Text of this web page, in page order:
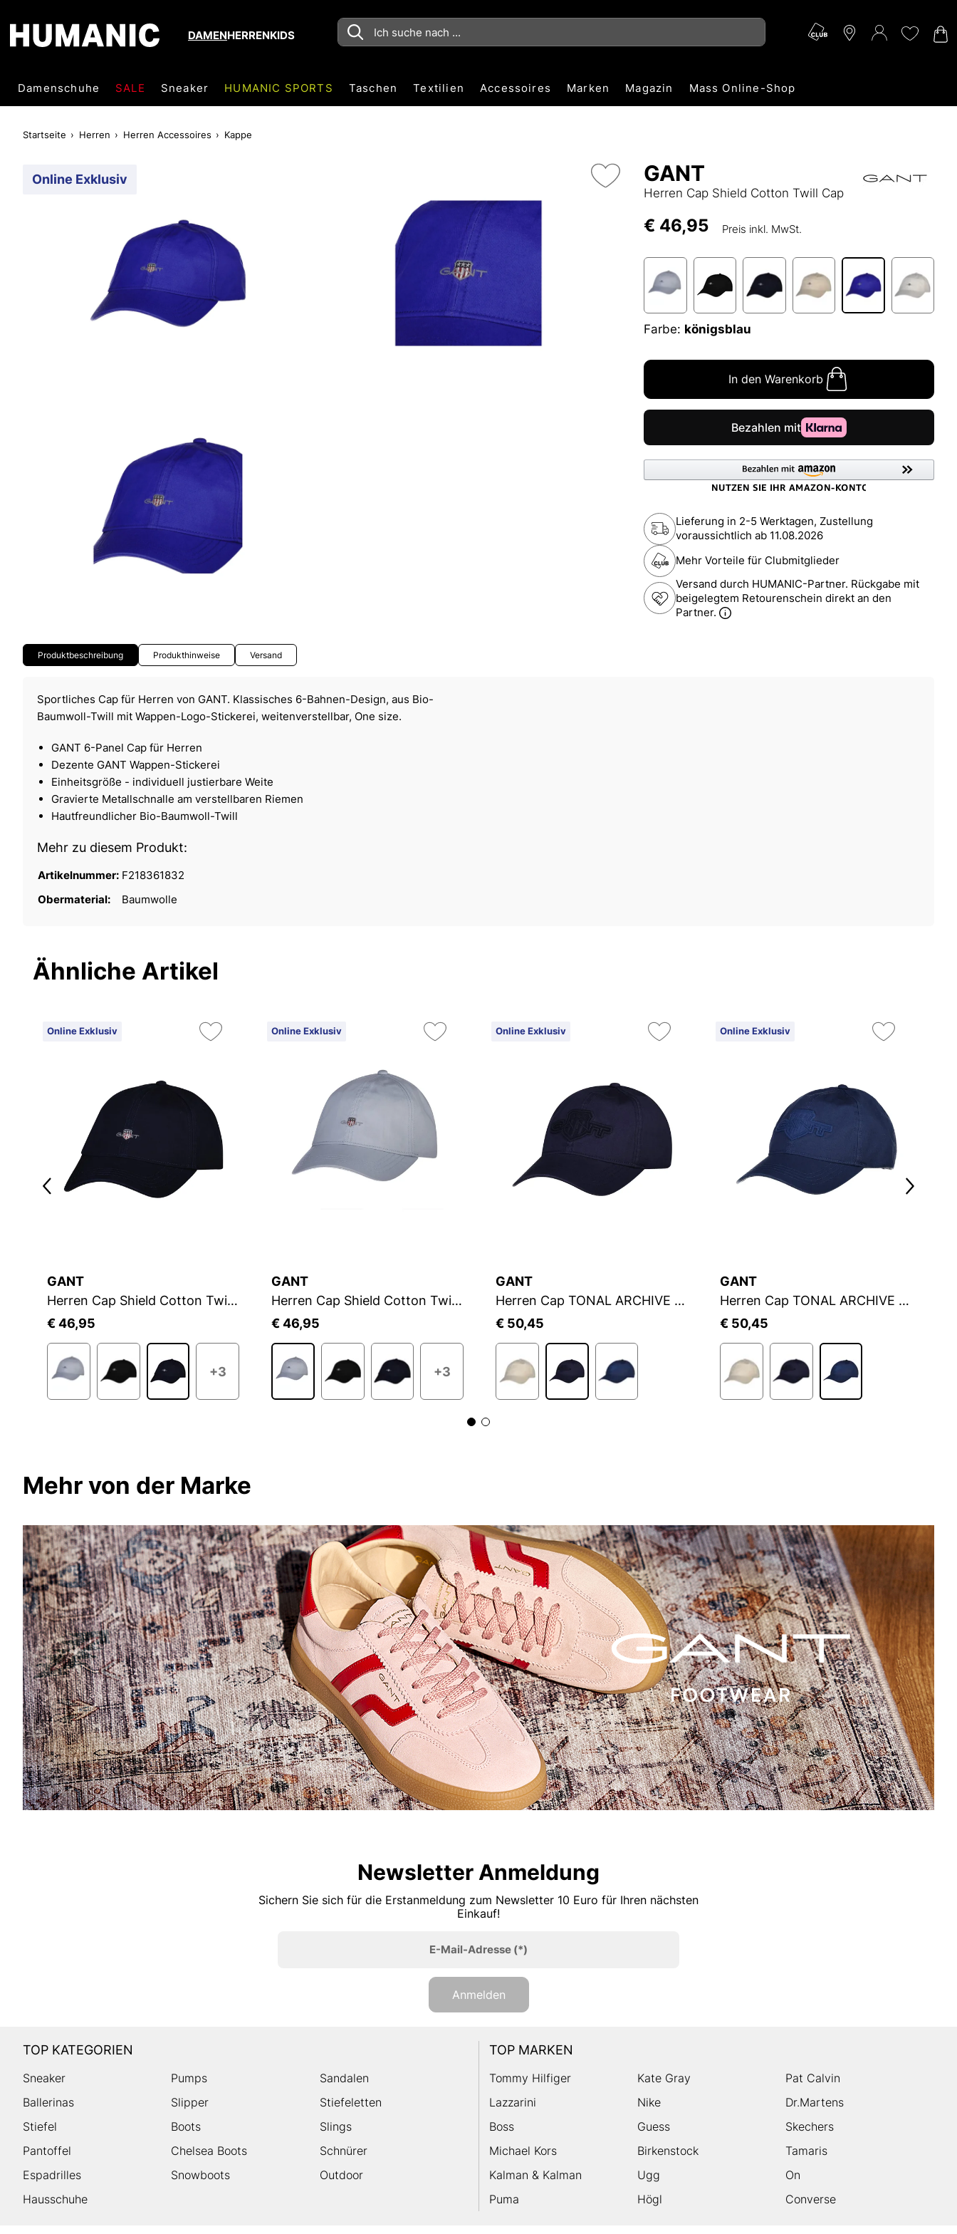
DAMENHERRENKIDS
Damenschuhe SALE Sneaker HUMANIC SPORTS Taschen Textilien Accessoires Marken Magazin Mass Online-Shop
Startseite Herren Herren Accessoires Kappe
Online Exklusiv GANT
Herren Cap Shield Cotton Twill Cap
€ 46,95 Preis inkl. MwSt.
Farbe: königsblau
In den Warenkorb
Lieferung in 2-5 Werktagen, Zustellung
voraussichtlich ab 11.08.2026
Mehr Vorteile für Clubmitglieder
Versand durch HUMANIC-Partner. Rückgabe mit
beigelegtem Retourenschein direkt an den
Partner.
Produktbeschreibung Produkthinweise Versand
Sportliches Cap für Herren von GANT. Klassisches 6-Bahnen-Design, aus Bio-
Baumwoll-Twill mit Wappen-Logo-Stickerei, weitenverstellbar, One size.
GANT 6-Panel Cap für Herren
Dezente GANT Wappen-Stickerei
Einheitsgröße - individuell justierbare Weite
Gravierte Metallschnalle am verstellbaren Riemen
Hautfreundlicher Bio-Baumwoll-Twill
Mehr zu diesem Produkt:
Artikelnummer: F218361832
Obermaterial:
Baumwolle
Ähnliche Artikel
Online Exklusiv
GANT
Herren Cap Shield Cotton Twill Cap
€ 46,95
+3
Online Exklusiv
GANT
Herren Cap Shield Cotton Twill Cap
€ 46,95
+3
Online Exklusiv
GANT
Herren Cap TONAL ARCHIVE SHIELD CAP
€ 50,45
Online Exklusiv
GANT
Herren Cap TONAL ARCHIVE SHIELD CAP
€ 50,45
Mehr von der Marke
Newsletter Anmeldung
Sichern Sie sich für die Erstanmeldung zum Newsletter 10 Euro für Ihren nächsten
Einkauf!
E-Mail-Adresse(*)
Anmelden
TOP KATEGORIEN
Sneaker Pumps
Sandalen
Ballerinas
Slipper
Stiefeletten
Stiefel
Boots
Slings
Pantoffel
Chelsea Boots
Schnürer
Espadrilles
Snowboots
Outdoor
Hausschuhe
TOP MARKEN
Tommy Hilfiger Kate Gray
Pat Calvin
Lazzarini
Nike
Dr.Martens
Boss
Guess
Skechers
Michael Kors
Birkenstock
Tamaris
Kalman & Kalman
Ugg
On
Puma
Högl Converse